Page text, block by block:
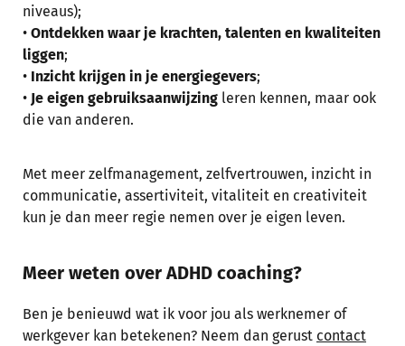
niveaus);
•Ontdekken waar je krachten, talenten en kwaliteiten
liggen;
• Inzicht krijgen in je energiegevers;
• Je eigen gebruiksaanwijzing leren kennen, maar ook
die van anderen.
Met meer zelfmanagement, zelfvertrouwen, inzicht in
communicatie, assertiviteit, vitaliteit en creativiteit
kun je dan meer regie nemen over je eigen leven.
Meer weten over ADHD coaching?
Ben je benieuwd wat ik voor jou als werknemer of
werkgever kan betekenen? Neem dan gerust contact